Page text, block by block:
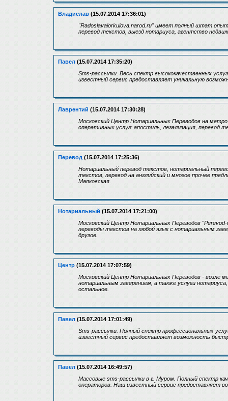
Владислав (15.07.2014 17:36:01)
"Radoslavaiorkulova.narod.ru" имеет полный штат
перевод текстов, выезд нотариуса, агентство
Павел (15.07.2014 17:35:20)
Sms-рассылки. Весь спектр высококачественных
известный сервис предоставляет уникальную
Лаврентий (15.07.2014 17:30:28)
Московский Центр Нотариальных Переводов на
оперативных услуг: апостиль, легализация, перевод
Перевод (15.07.2014 17:25:36)
Нотариальный перевод текстов, нотариальный
текстов, перевод на английский и многое прочее
Маяковская.
Нотариальный (15.07.2014 17:21:00)
Московский Центр Нотариальных Переводов
переводы текстов на любой язык с нотариальным
другое.
Центр (15.07.2014 17:07:59)
Московский Центр Нотариальных Переводов - возле
нотариальным заверением, а также услуги
остальное.
Павел (15.07.2014 17:01:49)
Sms-рассылки. Полный спектр профессиональных
известный сервис предоставляет возможность
Павел (15.07.2014 16:49:57)
Массовые sms-рассылки в г. Муром. Полный спектр
операторов. Наш известный сервис предоставляет